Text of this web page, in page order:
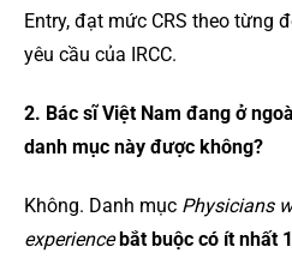
Entry, đạt mức CRS theo từng
yêu cầu của IRCC.
2. Bác sĩ Việt Nam đang ở
danh mục này được không?
Không. Danh mục Physicians
experience bắt buộc có ít nhất